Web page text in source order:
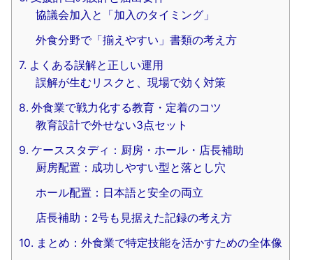
協議会加入と「加入のタイミング」
外食分野で「揃えやすい」書類の考え方
7. よくある誤解と正しい運用
誤解が生むリスクと、現場で効く対策
8. 外食業で戦力化する教育・定着のコツ
教育設計で外せない3点セット
9. ケーススタディ：厨房・ホール・店長補助
厨房配置：成功しやすい型と落とし穴
ホール配置：日本語と安全の両立
店長補助：2号も見据えた記録の考え方
10. まとめ：外食業で特定技能を活かすための全体像